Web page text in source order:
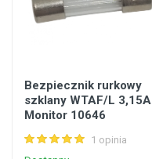
Bezpiecznik rurkowy
szklany WTAF/L 3,15A
Monitor 10646
1 opinia